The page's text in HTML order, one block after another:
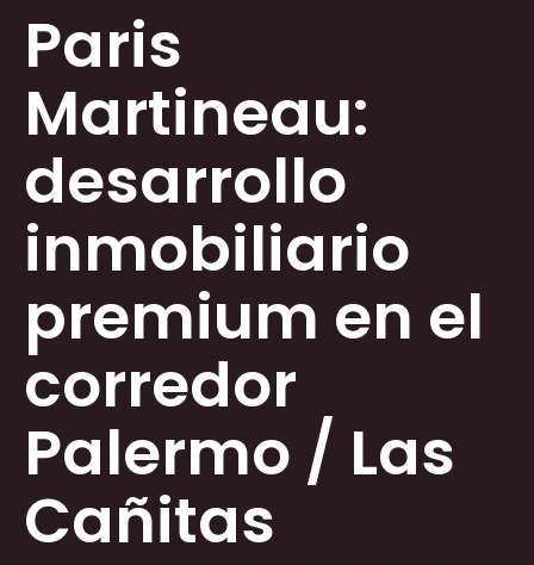
Paris
Martineau:
desarrollo
inmobiliario
premium en el
corredor
Palermo / Las
Cañitas